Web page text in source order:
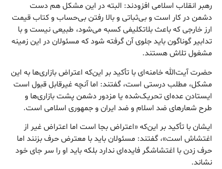
رهبر انقلاب اسلامی افزودند: البته در این مشکل هم دست
دشمن در کار است و بی‌ثباتی و بالا رفتن بی‌حساب و کتاب قیمت
ارز خارجی که باعث بلاتکلیفی کسبه می‌شود، طبیعی نیست و با
تدابیر گوناگون باید جلوی آن گرفته شود که مسئولان در این زمینه
مشغول تلاش هستند.
حضرت آیت‌الله خامنه‌ای با تأکید بر این‌که اعتراض بازاری‌ها به این
مشکل، مطلب درستی است، گفتند: اما آنچه غیرقابل قبول است
ایستادن عده‌ای تحریک‌شده یا مزدور دشمن پشت بازاری‌ها و
طرح شعارهای ضد اسلام و ضد ایران و جمهوری اسلامی است.
ایشان با تأکید بر این‌که «اعتراض بجا است اما اعتراض غیر از
اغتشاش است»، گفتند: مسئولان باید با معترض حرف بزنند اما
حرف زدن با اغتشاشگر فایده‌ای ندارد بلکه باید او را سر جای خود
نشاند.